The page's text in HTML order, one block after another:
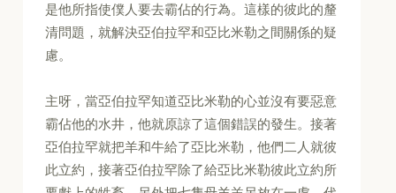
是他所指使僕人要去霸佔的行為。這樣的彼此的釐
清問題，就解決亞伯拉罕和亞比米勒之間關係的疑
慮。
主呀，當亞伯拉罕知道亞比米勒的心並沒有要惡意
霸佔他的水井，他就原諒了這個錯誤的發生。接著
亞伯拉罕就把羊和牛給了亞比米勒，他們二人就彼
此立約，接著亞伯拉罕除了給亞比米勒彼此立約所